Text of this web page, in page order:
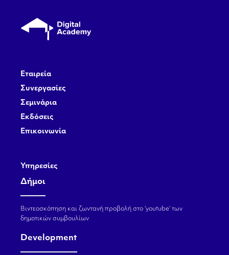
Εταιρεία
Συνεργασίες
Σεμινάρια
Εκδόσεις
Επικοινωνία
Υπηρεσίες
Δήμοι
Βιντεοσκόπηση και ζωντανή προβολή στο ‘youtube’ των
δημοτικών συμβουλίων
Development